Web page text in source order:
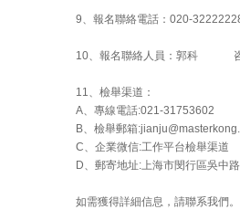
9、報名聯絡電話：020-
10、報名聯絡人員：郭科 咨
11、檢舉渠道：
A、專線電話:021-31753602
B、檢舉郵箱
C、企業微信:工作平台檢舉渠道
D、郵寄地址:上海市閔行區吳中
如需獲得詳細信息，請聯系我們。